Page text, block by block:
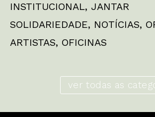
INSTITUCIONAL, JANTAR
SOLIDARIEDADE, NOTÍCIAS,
ARTISTAS, OFICINAS
ver todas as